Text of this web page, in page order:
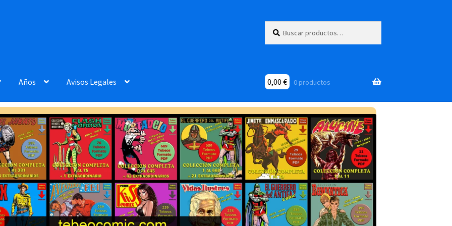
por:
Años Avisos Legales 0,00 € 0 productos